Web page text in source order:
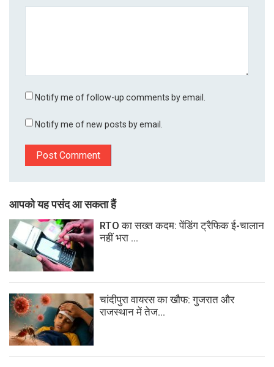
Notify me of follow-up comments by email.
Notify me of new posts by email.
आपको यह पसंद आ सकता हैं
RTO का सख्त कदम: पेंडिंग ट्रैफिक ई-चालान
नहीं भरा ...
चांदीपुरा वायरस का खौफ: गुजरात और
राजस्थान में तेज...